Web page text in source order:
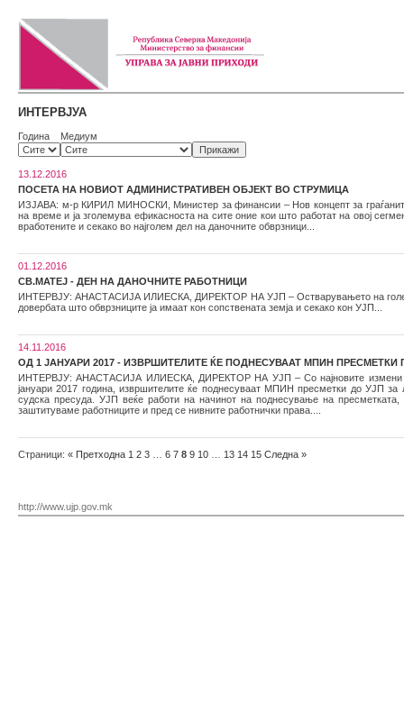
ИНТЕРВЈУА
Година Медиум
13.12.2016
ПОСЕТА НА НОВИОТ АДМИНИСТРАТИВЕН ОБЈЕКТ ВО СТРУМИЦА
ИЗЈАВА: м-р КИРИЛ МИНОСКИ, Министер за финансии – Нов концепт за
на време и ја зголемува ефикасноста на сите оние кои што работат на овој
вработените и секако во најголем дел на даночните обврзници...
01.12.2016
СВ.МАТЕЈ - ДЕН НА ДАНОЧНИТЕ РАБОТНИЦИ
ИНТЕРВЈУ: АНАСТАСИЈА ИЛИЕСКА, ДИРЕКТОР НА УЈП – Остварувањето на
довербата што обврзниците ја имаат кон сопствената земја и секако кон УЈП...
14.11.2016
ОД 1 ЈАНУАРИ 2017 - ИЗВРШИТЕЛИТЕ ЌЕ ПОДНЕСУВААТ МПИН
ИНТЕРВЈУ: АНАСТАСИЈА ИЛИЕСКА, ДИРЕКТОР НА УЈП – Со најновите измени во
јануари 2017 година, извршителите ќе поднесуваат МПИН пресметки до УЈП
судска пресуда. УЈП веќе работи на начинот на поднесување на
заштитуваме работниците и пред се нивните работнички права....
Страници: « Претходна 1 2 3 6 7 8 9 10 13 14 15 Следна »
http://www.ujp.gov.mk